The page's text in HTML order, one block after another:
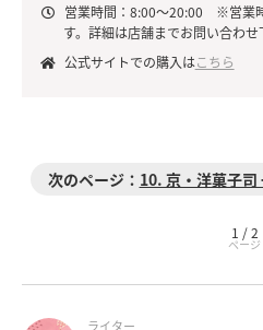
営業時間：8:00～20:00 ※営業
す。詳細は店舗までお問い合わせ
公式サイトでの購入はこちら
10. 京・洋菓子司 一善やの
1 / 2
ライター